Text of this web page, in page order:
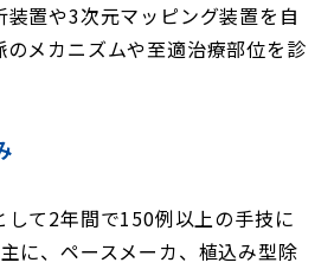
装置や3次元マッピング装置を自
のメカニズムや至適治療部位を診
して2年間で150例以上の手技に
に、ペースメーカ、植込み型除